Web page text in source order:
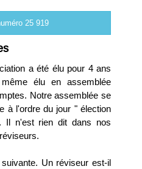
25 919
a été élu pour 4 ans
élu en assemblée
Notre assemblée se
à l'ordre du jour " élection
Il n'est rien dit dans nos
Un réviseur est-il